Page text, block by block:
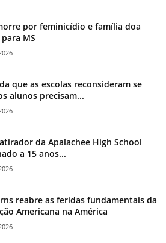
por feminicídio e família doa
MS
que as escolas reconsideram se
alunos precisam...
da Apalachee High School
a 15 anos...
reabre as feridas fundamentais da
Americana na América